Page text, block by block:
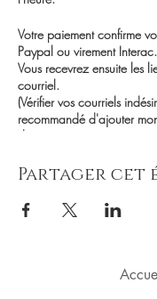
Votre paiement confirme
Paypal ou virement Interac.
Vous recevrez ensuite les
courriel.
(Vérifier vos courriels
recommandé d'ajouter
dans vos conctacts pour
Partager cet